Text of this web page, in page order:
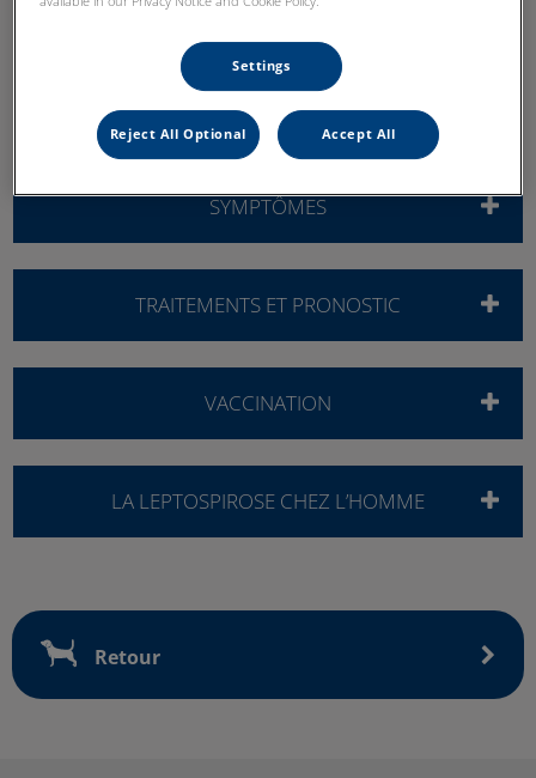
MODE DE CONTAMINATION
SYMPTÔMES
TRAITEMENTS ET PRONOSTIC
VACCINATION
LA LEPTOSPIROSE CHEZ L’HOMME
Retour
Settings
Reject All Optional Accept All